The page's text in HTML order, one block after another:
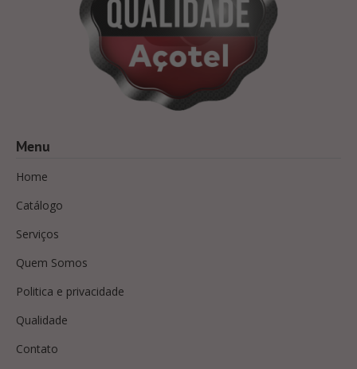
Menu
Home
Catálogo
Serviços
Quem Somos
Politica e privacidade
Qualidade
Contato